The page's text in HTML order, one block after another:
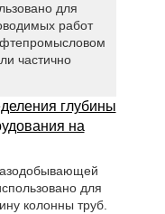
для
работ
частично
глубины
на
для
колонны труб.